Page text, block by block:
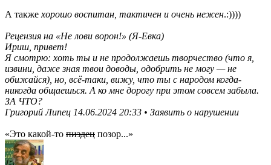
А также хорошо воспитан, тактичен и очень нежен.:))))
Рецензия на «Не лови ворон!» (Я-Евка)
Ириш, привет!
Я смотрю: хоть ты и не продолжаешь творчество (что я,
извини, даже зная твои доводы, одобрить не могу — не
обижайся), но, всё-таки, вижу, что ты с народом когда-
никогда общаешься. А ко мне дорогу при этом совсем забыла.
ЗА ЧТО?
Григорий Липец 14.06.2024 20:33 • Заявить о нарушении
«Это какой-то пиздец позор...»